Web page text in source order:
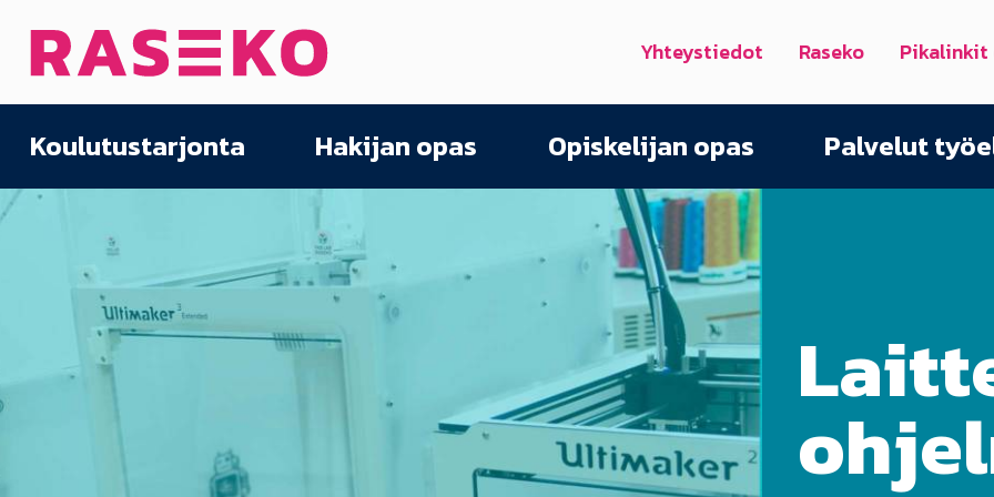
Etusivu Yhteystiedot Raseko
Koulutustarjonta Hakijan opas Opiskelijan opas Palvelut